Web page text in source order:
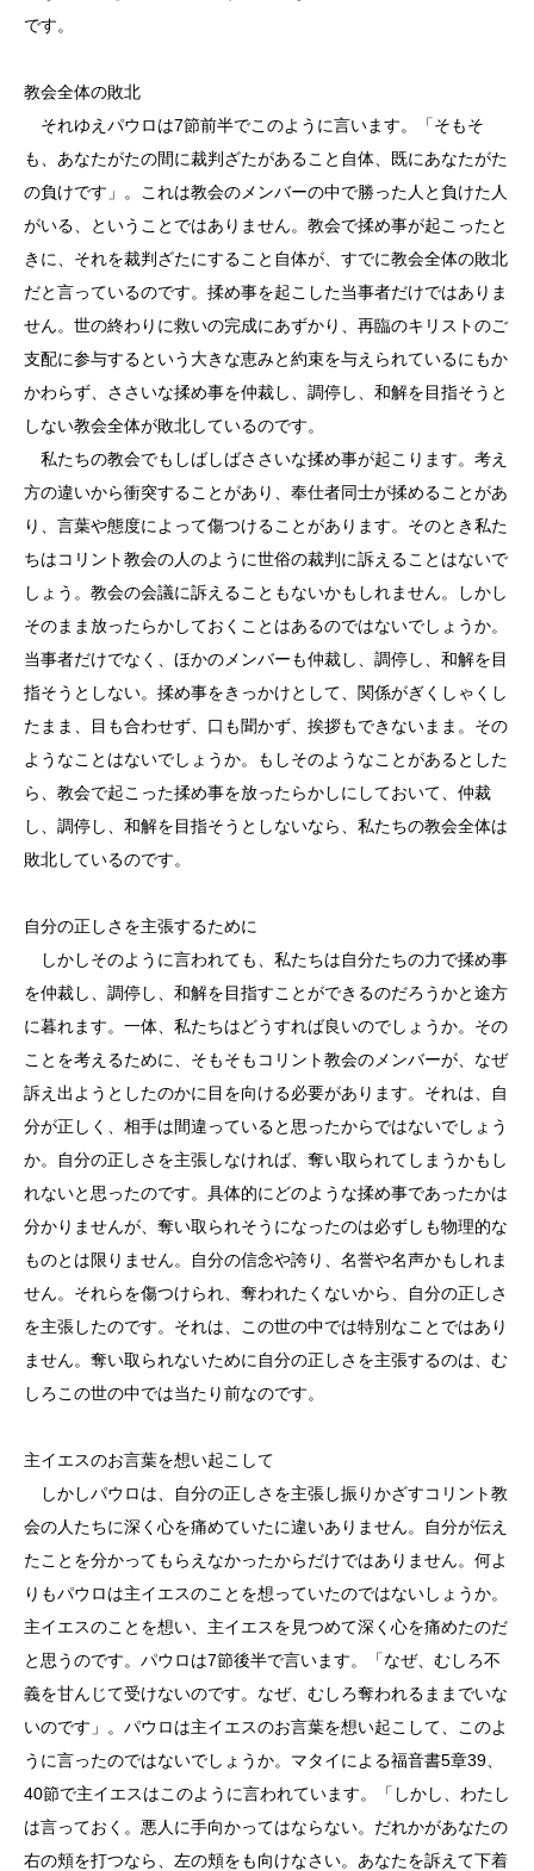
です。
教会全体の敗北
それゆえパウロは7節前半でこのように言います。「そもそ
も、あなたがたの間に裁判ざたがあること自体、既にあなたがた
の負けです」。これは教会のメンバーの中で勝った人と負けた人
がいる、ということではありません。教会で揉め事が起こったと
きに、それを裁判ざたにすること自体が、すでに教会全体の敗北
だと言っているのです。揉め事を起こした当事者だけではありま
せん。世の終わりに救いの完成にあずかり、再臨のキリストのご
支配に参与するという大きな恵みと約束を与えられているにもか
かわらず、ささいな揉め事を仲裁し、調停し、和解を目指そうと
しない教会全体が敗北しているのです。
私たちの教会でもしばしばささいな揉め事が起こります。考え
方の違いから衝突することがあり、奉仕者同士が揉めることがあ
り、言葉や態度によって傷つけることがあります。そのとき私た
ちはコリント教会の人のように世俗の裁判に訴えることはないで
しょう。教会の会議に訴えることもないかもしれません。しかし
そのまま放ったらかしておくことはあるのではないでしょうか。
当事者だけでなく、ほかのメンバーも仲裁し、調停し、和解を目
指そうとしない。揉め事をきっかけとして、関係がぎくしゃくし
たまま、目も合わせず、口も聞かず、挨拶もできないまま。その
ようなことはないでしょうか。もしそのようなことがあるとした
ら、教会で起こった揉め事を放ったらかしにしておいて、仲裁
し、調停し、和解を目指そうとしないなら、私たちの教会全体は
敗北しているのです。
自分の正しさを主張するために
しかしそのように言われても、私たちは自分たちの力で揉め事
を仲裁し、調停し、和解を目指すことができるのだろうかと途方
に暮れます。一体、私たちはどうすれば良いのでしょうか。その
ことを考えるために、そもそもコリント教会のメンバーが、なぜ
訴え出ようとしたのかに目を向ける必要があります。それは、自
分が正しく、相手は間違っていると思ったからではないでしょう
か。自分の正しさを主張しなければ、奪い取られてしまうかもし
れないと思ったのです。具体的にどのような揉め事であったかは
分かりませんが、奪い取られそうになったのは必ずしも物理的な
ものとは限りません。自分の信念や誇り、名誉や名声かもしれま
せん。それらを傷つけられ、奪われたくないから、自分の正しさ
を主張したのです。それは、この世の中では特別なことではあり
ません。奪い取られないために自分の正しさを主張するのは、む
しろこの世の中では当たり前なのです。
主イエスのお言葉を想い起こして
しかしパウロは、自分の正しさを主張し振りかざすコリント教
会の人たちに深く心を痛めていたに違いありません。自分が伝え
たことを分かってもらえなかったからだけではありません。何よ
りもパウロは主イエスのことを想っていたのではないしょうか。
主イエスのことを想い、主イエスを見つめて深く心を痛めたのだ
と思うのです。パウロは7節後半で言います。「なぜ、むしろ不
義を甘んじて受けないのです。なぜ、むしろ奪われるままでいな
いのです」。パウロは主イエスのお言葉を想い起こして、このよ
うに言ったのではないでしょうか。マタイによる福音書5章39、
40節で主イエスはこのように言われています。「しかし、わたし
は言っておく。悪人に手向かってはならない。だれかがあなたの
右の頬を打つなら、左の頬をも向けなさい。あなたを訴えて下着